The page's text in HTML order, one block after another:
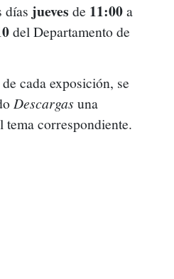
días jueves de 11:00a
del Departamento de
cada exposición, se
Descargas una
correspondiente.